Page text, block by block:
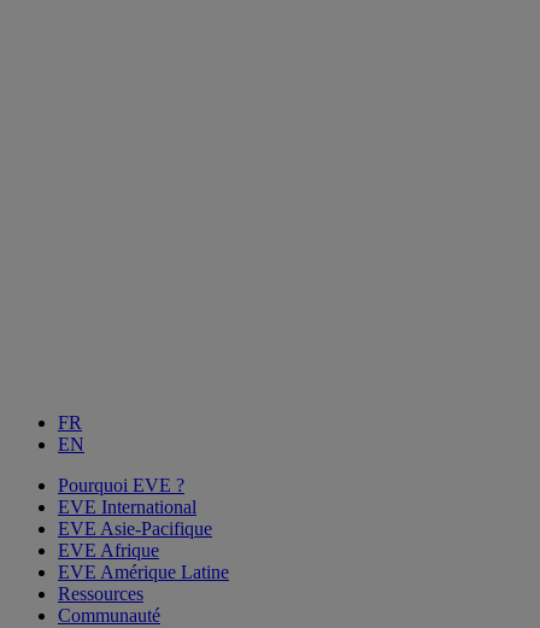
FR
EN
Pourquoi EVE ?
EVE International
EVE Asie-Pacifique
EVE Afrique
EVE Amérique Latine
Ressources
Communauté